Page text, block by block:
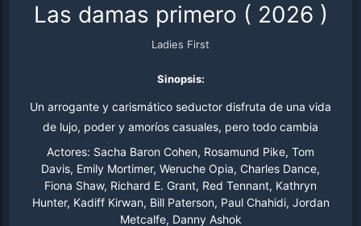
Las damas primero ( 2026 )
Ladies First
Sinopsis:
Un arrogante y carismático seductor disfruta de una vida
de lujo, poder y amoríos casuales, pero todo cambia
cuando despierta en un mundo paralelo dominado por
mujeres.
Actores: Sacha Baron Cohen, Rosamund Pike, Tom
Davis, Emily Mortimer, Weruche Opia, Charles Dance,
Fiona Shaw, Richard E. Grant, Red Tennant, Kathryn
Hunter, Kadiff Kirwan, Bill Paterson, Paul Chahidi, Jordan
Metcalfe, Danny Ashok